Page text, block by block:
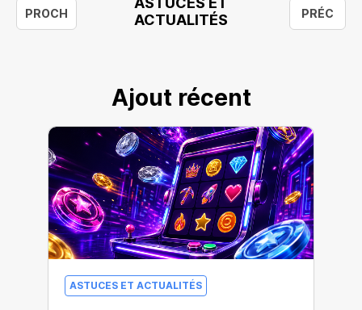
PROCH
ACTUALITÉS
PRÉC
Ajout récent
ASTUCES ET ACTUALITÉS